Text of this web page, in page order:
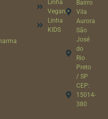
Linha
Vegana
Linha
KIDS
Bairro
Vila
Aurora
São
José
do
Rio
Preto
/ SP
CEP:
15014-
380